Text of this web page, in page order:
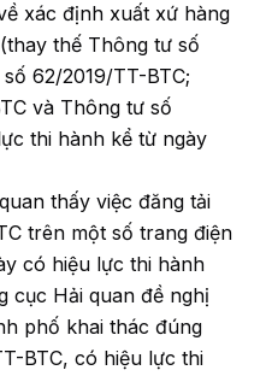
xác định xuất xứ hàng
thế Thông tư số
62/2019/TT-BTC;
và Thông tư số
thi hành kể từ ngày
thấy việc đăng tải
trên một số trang điện
có hiệu lực thi hành
cục Hải quan đề nghị
phố khai thác đúng
BTC, có hiệu lực thi